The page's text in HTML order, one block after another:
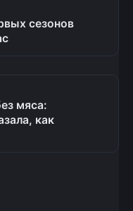
сезонов
мяса:
как